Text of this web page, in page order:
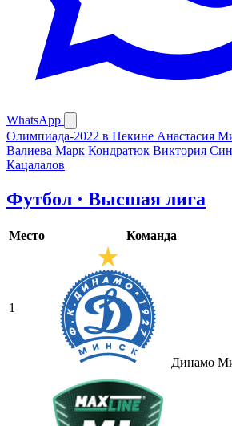
WhatsApp
Олимпиада-2022 в Пекине Анастасия
Валиева Марк Кондратюк Виктория
Кацалалов
Футбол · Высшая лига
Место Команда
1
Динамо